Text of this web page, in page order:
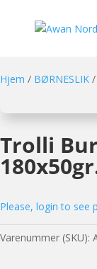
Hjem / BØRNESLIK /
Trolli
Please, login to see
Varenummer (SKU):